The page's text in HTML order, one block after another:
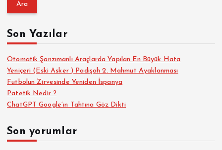
m
:Son Yazılar
Otomatik Şanzımanlı Araçlarda Yapılan En Büyük Hata
Yeniçeri (Eski Asker ) Padişah 2. Mahmut Ayaklanması
Futbolun Zirvesinde Yeniden İspanya
Patetik Nedir ?
ChatGPT Google’ın Tahtına Göz Dikti
Son yorumlar